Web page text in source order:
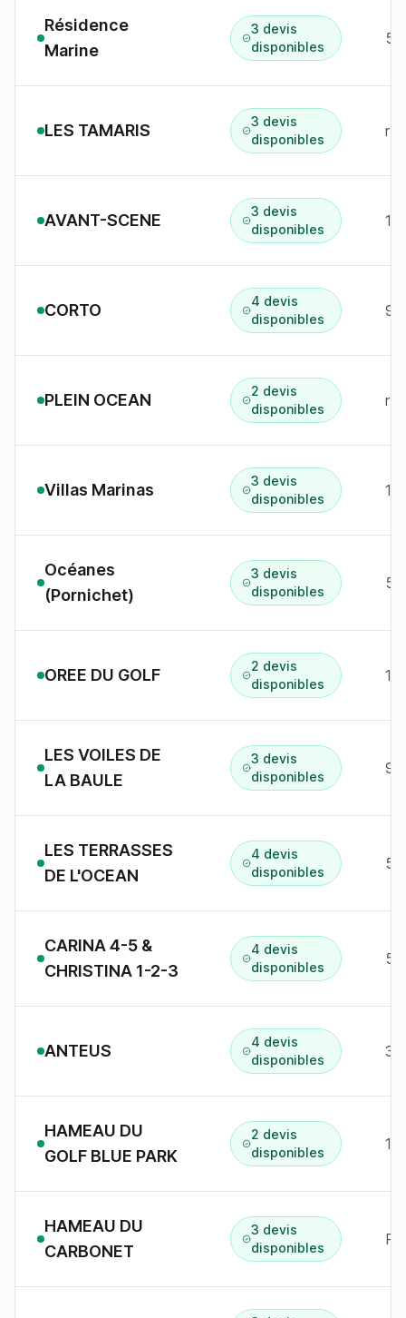
Résidence
Marine
3 devis
disponibles
LES TAMARIS
3 devis
disponibles
r
AVANT-SCENE
3 devis
disponibles
CORTO
4 devis
disponibles
PLEIN OCEAN
2 devis
disponibles
r
Villas Marinas
3 devis
disponibles
Océanes
(Pornichet)
3 devis
disponibles
OREE DU GOLF
2 devis
disponibles
13
LES VOILES DE
LA BAULE
3 devis
disponibles
9,
LES TERRASSES
DE L'OCEAN
4 devis
disponibles
CARINA 4-5 &
CHRISTINA 1-2-3
4 devis
disponibles
ANTEUS
4 devis
disponibles
31
HAMEAU DU
GOLF BLUE PARK
2 devis
disponibles
1
HAMEAU DU
CARBONET
3 devis
disponibles